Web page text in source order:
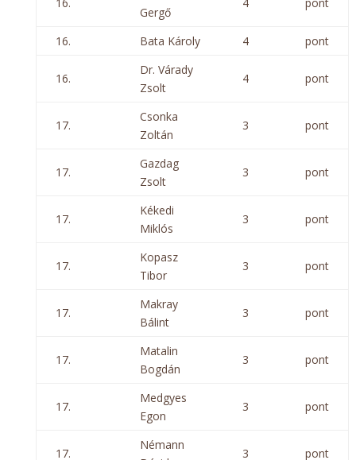
Gergő
16. Bata Károly 4 pont
16.
Dr. Várady
Zsolt
4 pont
17.
Csonka
Zoltán
3 pont
17.
Gazdag
Zsolt
3 pont
17.
Kékedi
Miklós
3 pont
17.
Kopasz
Tibor
3 pont
17.
Makray
Bálint
3 pont
17.
Matalin
Bogdán
3 pont
17.
Medgyes
Egon
3 pont
17.
Némann
3 pont